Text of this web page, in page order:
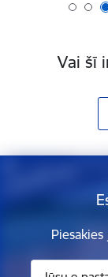
Vai šī